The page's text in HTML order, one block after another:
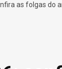
as folgas do